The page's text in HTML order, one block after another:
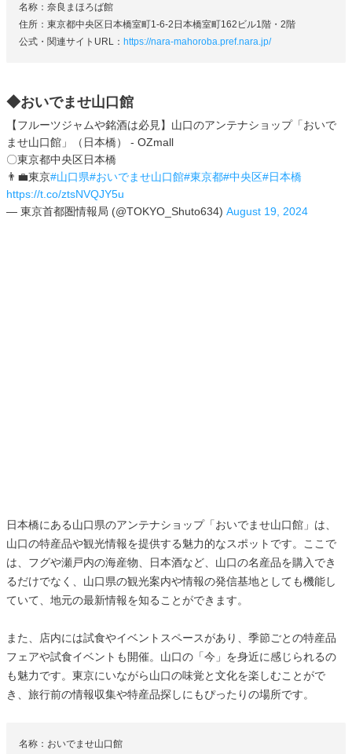
名称：奈良まほろば館
住所：東京都中央区日本橋室町1-6-2日本橋室町162ビル1階・2階
公式・関連サイトURL： https://nara-mahoroba.pref.nara.jp/
◆おいでませ山口館
【フルーツジャムや銘酒は必見】山口のアンテナショップ「おいで
ませ山口館」（日本橋） - OZmall
〇東京都中央区日本橋
👨‍💼東京#山口県#おいでませ山口館#東京都#中央区#日本橋
https://t.co/ztsNVQJY5u
— 東京首都圏情報局 (@TOKYO_Shuto634) August 19, 2024
日本橋にある山口県のアンテナショップ「おいでませ山口館」は、
山口の特産品や観光情報を提供する魅力的なスポットです。ここで
は、フグや瀬戸内の海産物、日本酒など、山口の名産品を購入でき
るだけでなく、山口県の観光案内や情報の発信基地としても機能し
ていて、地元の最新情報を知ることができます。
また、店内には試食やイベントスペースがあり、季節ごとの特産品
フェアや試食イベントも開催。山口の「今」を身近に感じられるの
も魅力です。東京にいながら山口の味覚と文化を楽しむことがで
き、旅行前の情報収集や特産品探しにもぴったりの場所です。
名称：おいでませ山口館